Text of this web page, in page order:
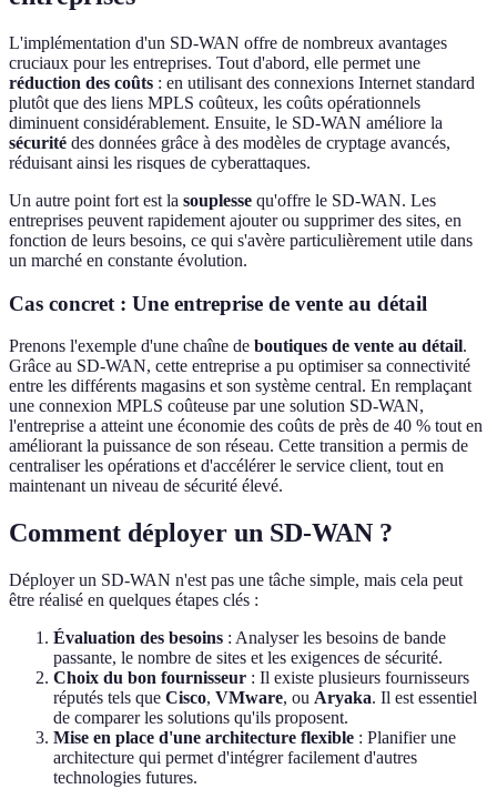
L'implémentation d'un SD-WAN offre de nombreux avantages
cruciaux pour les entreprises. Tout d'abord, elle permet une
réduction des coûts : en utilisant des connexions Internet standard
plutôt que des liens MPLS coûteux, les coûts opérationnels
diminuent considérablement. Ensuite, le SD-WAN améliore la
sécurité des données grâce à des modèles de cryptage avancés,
réduisant ainsi les risques de cyberattaques.
Un autre point fort est la souplesse qu'offre le SD-WAN. Les
entreprises peuvent rapidement ajouter ou supprimer des sites, en
fonction de leurs besoins, ce qui s'avère particulièrement utile dans
un marché en constante évolution.
Cas concret : Une entreprise de vente au détail
Prenons l'exemple d'une chaîne de boutiques de vente au détail.
Grâce au SD-WAN, cette entreprise a pu optimiser sa connectivité
entre les différents magasins et son système central. En remplaçant
une connexion MPLS coûteuse par une solution SD-WAN,
l'entreprise a atteint une économie des coûts de près de 40 % tout en
améliorant la puissance de son réseau. Cette transition a permis de
centraliser les opérations et d'accélérer le service client, tout en
maintenant un niveau de sécurité élevé.
Comment déployer un SD-WAN ?
Déployer un SD-WAN n'est pas une tâche simple, mais cela peut
être réalisé en quelques étapes clés :
Évaluation des besoins : Analyser les besoins de bande
passante, le nombre de sites et les exigences de sécurité.
Choix du bon fournisseur : Il existe plusieurs fournisseurs
réputés tels que Cisco, VMware, ou Aryaka. Il est essentiel
de comparer les solutions qu'ils proposent.
Mise en place d'une architecture flexible : Planifier une
architecture qui permet d'intégrer facilement d'autres
technologies futures.